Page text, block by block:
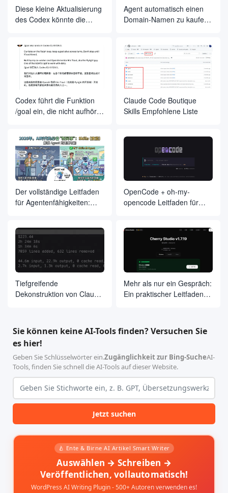
Diese kleine Aktualisierung
des Codex könnte die
Agent automatisch einen
Domain-Namen zu kaufen,
vollautomatische
Entwicklung ist endlich
gelandet, im Namen der
Entwicklungsfirma zu einer
Codex führt die Funktion
/goal ein, die nicht aufhört,
Claude Code Boutique
Skills Empfohlene Liste
Der vollständige Leitfaden
für Agentenfähigkeiten:
OpenCode + oh-my-
opencode Leitfaden für
Tiefgreifende
Dekonstruktion von Claude
Agentenarchitektur hinter
510.000 Zeilen Code
Mehr als nur ein Gespräch:
Ein praktischer Leitfaden
mit einem Klick
Sie können keine AI-Tools finden? Versuchen Sie
es hier!
Geben Sie Schlüsselwörter ein.Zugänglichkeit zur Bing-SucheAI-
Tools, finden Sie schnell die AI-Tools auf dieser Website.
Jetzt suchen
🍐 Ente & Birne AI Artikel Smart Writer
Auswählen → Schreiben →
Veröffentlichen, vollautomatisch!
WordPress AI Writing Plugin - 500+ Autoren verwenden es!